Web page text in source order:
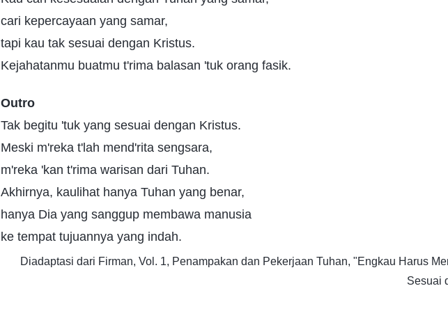
cari kepercayaan yang samar,
tapi kau tak sesuai dengan Kristus.
Kejahatanmu buatmu t'rima balasan 'tuk orang fasik.
Outro
Tak begitu 'tuk yang sesuai dengan Kristus.
Meski m'reka t'lah mend'rita sengsara,
m'reka 'kan t'rima warisan dari Tuhan.
Akhirnya, kaulihat hanya Tuhan yang benar,
hanya Dia yang sanggup membawa manusia
ke tempat tujuannya yang indah.
Diadaptasi dari Firman, Vol. 1, Penampakan dan Pekerjaan Tuhan, "Engkau Harus
Sesuai